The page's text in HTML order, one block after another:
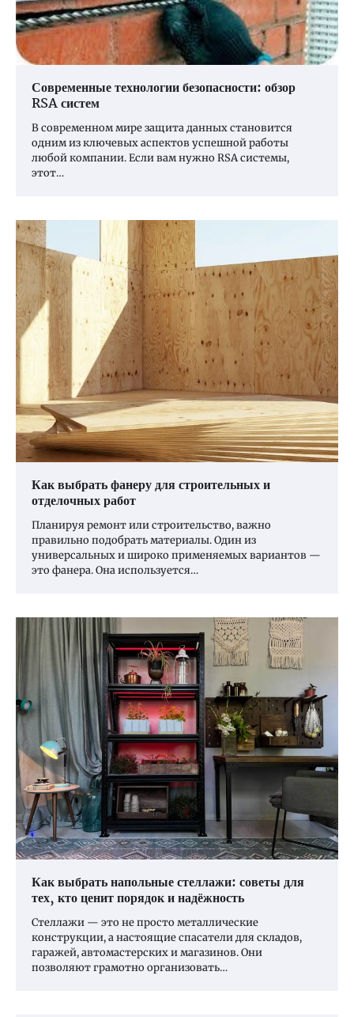
Современные технологии безопасности: обзор
RSA систем
В современном мире защита данных становится
одним из ключевых аспектов успешной работы
любой компании. Если вам нужно RSA системы,
этот…
Как выбрать фанеру для строительных и
отделочных работ
Планируя ремонт или строительство, важно
правильно подобрать материалы. Один из
универсальных и широко применяемых вариантов —
это фанера. Она используется…
Как выбрать напольные стеллажи: советы для
тех, кто ценит порядок и надёжность
Стеллажи — это не просто металлические
конструкции, а настоящие спасатели для складов,
гаражей, автомастерских и магазинов. Они
позволяют грамотно организовать…